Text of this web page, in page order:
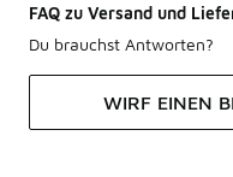
FAQ zu Versand und
Du brauchst Antworten?
WIRF EINEN